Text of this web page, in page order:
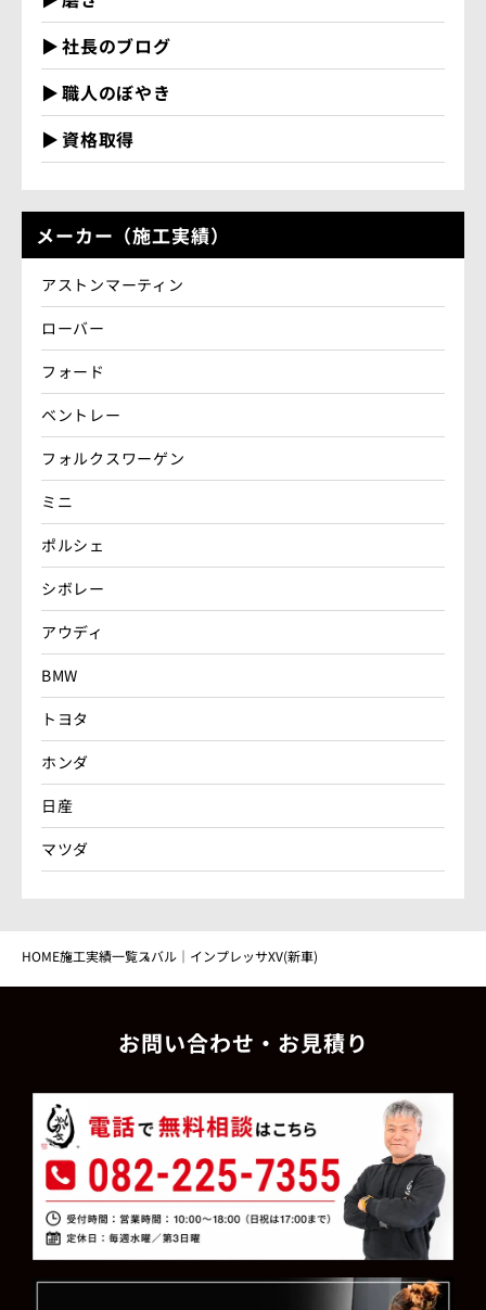
社長のブログ
職人のぼやき
資格取得
メーカー（施工実績）
アストンマーティン
ローバー
フォード
ベントレー
フォルクスワーゲン
ミニ
ポルシェ
シボレー
アウディ
BMW
トヨタ
ホンダ
日産
マツダ
HOME施工実績一覧スバル｜インプレッサXV(新車)
お問い合わせ・お見積り